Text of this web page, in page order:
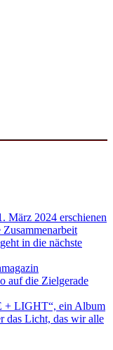
März 2024 erschienen
in die nächste
auf die Zielgerade
+ LIGHT“, ein Album
das Licht, das wir alle